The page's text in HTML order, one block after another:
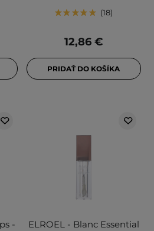
18
12,86 €
PRIDAŤ DO KOŠÍKA
-
ELROEL - Blanc Essential